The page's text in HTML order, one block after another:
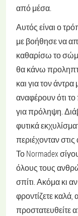
από μέσα.
Αυτός είναι ο
με βοήθησε να
καθαρίσω το
θα κάνω
και για τον
αναφέρουν ότι
για πρόληψη.
φυτικά
περιέχονταν
Το Normadex
όλους τους
σπίτι. Ακόμα κι
φροντίζετε καλά,
προστατευθείτε